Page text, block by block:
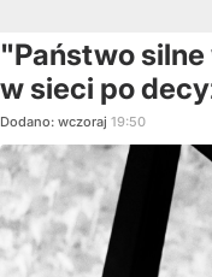
"Państwo silne
w sieci po
Dodano: wczoraj 19:50